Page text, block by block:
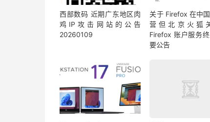
西部数码 近期广东地区肉
鸡IP攻击网站的公告
20260109
关于 Firefox 在中
营但北京火狐
Firefox 账户服务
要公告